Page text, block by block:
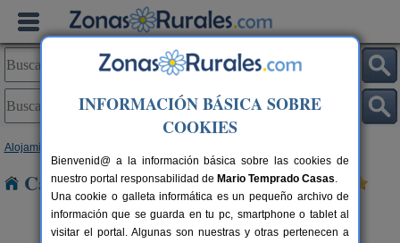
Alojamientos
Casas Rurales cerca de Corella
INFORMACIÓN BÁSICA SOBRE
COOKIES
Bienvenid@ a la información básica sobre las cookies de
nuestro portal responsabilidad de Mario Temprado Casas.
Una cookie o galleta informática es un pequeño archivo de
información que se guarda en tu pc, smartphone o tablet al
visitar el portal. Algunas son nuestras y otras pertenecen a